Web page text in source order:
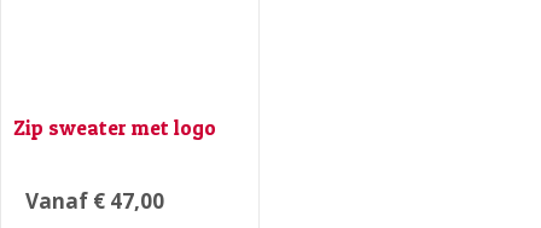
Zip sweater met logo
Vanaf € 47,00